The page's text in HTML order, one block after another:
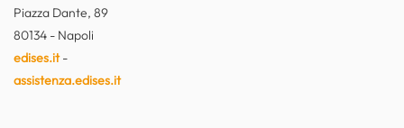
Piazza Dante, 89
80134 - Napoli
edises.it-
assistenza.edises.it